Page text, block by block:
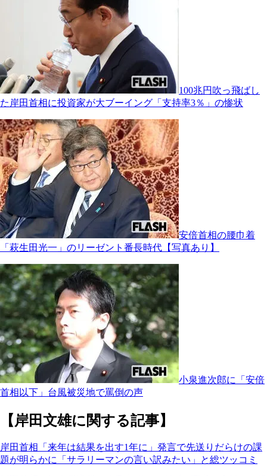
100兆円吹っ飛ばし
た岸田首相に投資家が大ブーイング「支持率3％」の惨状
安倍首相の腰巾着
「萩生田光一」のリーゼント番長時代【写真あり】
小泉進次郎に「安倍
首相以下」台風被災地で罵倒の声
【岸田文雄に関する記事】
岸田首相「来年は結果を出す1年に」発言で先送りだらけの課
題が明らかに「サラリーマンの言い訳みたい」と総ツッコミ